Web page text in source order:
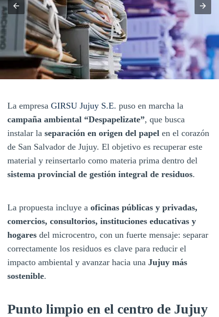
La empresa GIRSU Jujuy S.E. puso en marcha la
campaña ambiental “Despapelizate”, que busca
instalar la separación en origen del papel en el corazón
de San Salvador de Jujuy. El objetivo es recuperar este
material y reinsertarlo como materia prima dentro del
sistema provincial de gestión integral de residuos.
La propuesta incluye a oficinas públicas y privadas,
comercios, consultorios, instituciones educativas y
hogares del microcentro, con un fuerte mensaje: separar
correctamente los residuos es clave para reducir el
impacto ambiental y avanzar hacia una Jujuy más
sostenible.
Punto limpio en el centro de Jujuy